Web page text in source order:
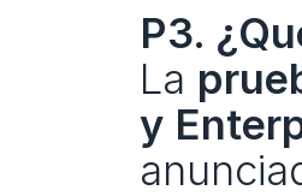
P3.
La
y